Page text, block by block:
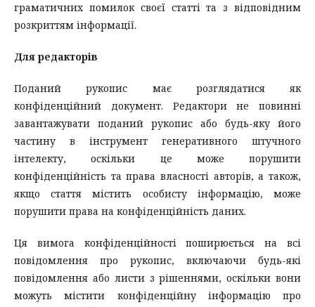
граматичних помилок своєї статті та з відповідним
розкриттям інформації.
Для редакторів
Поданий рукопис має розглядатися як
конфіденційний документ. Редактори не повинні
завантажувати поданий рукопис або будь-яку його
частину в інструмент генеративного штучного
інтелекту, оскільки це може порушити
конфіденційність та права власності авторів, а також,
якщо стаття містить особисту інформацію, може
порушити права на конфіденційність даних.
Ця вимога конфіденційності поширюється на всі
повідомлення про рукопис, включаючи будь-які
повідомлення або листи з рішеннями, оскільки вони
можуть містити конфіденційну інформацію про